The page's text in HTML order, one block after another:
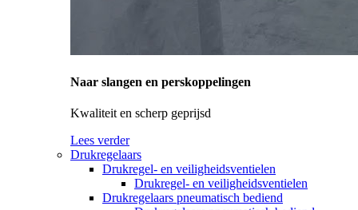
Naar slangen en perskoppelingen
Kwaliteit en scherp geprijsd
Lees verder
Drukregelaars
Drukregel- en veiligheidsventielen
Drukregel- en veiligheidsventielen
Drukregelaars pneumatisch bediend